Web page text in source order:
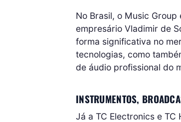
No Brasil, o Music
empresário Vladimir de
forma significativa no
tecnologias, como
de áudio profissional do
INSTRUMENTOS,
Já a TC Electronics e